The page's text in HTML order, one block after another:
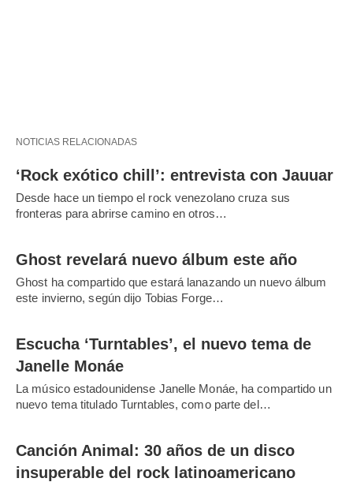
NOTICIAS RELACIONADAS
‘Rock exótico chill’: entrevista con Jauuar
Desde hace un tiempo el rock venezolano cruza sus
fronteras para abrirse camino en otros…
Ghost revelará nuevo álbum este año
Ghost ha compartido que estará lanazando un nuevo álbum
este invierno, según dijo Tobias Forge…
Escucha ‘Turntables’, el nuevo tema de
Janelle Monáe
La músico estadounidense Janelle Monáe, ha compartido un
nuevo tema titulado Turntables, como parte del…
Canción Animal: 30 años de un disco
insuperable del rock latinoamericano